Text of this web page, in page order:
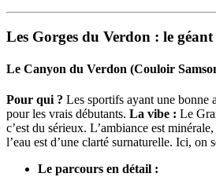
Les Gorges du Verdon : le
Le Canyon du Verdon (Couloir
Pour qui ? Les sportifs ayant une bonne
pour les vrais débutants. La vibe : Le
c’est du sérieux. L’ambiance est
l’eau est d’une clarté surnaturelle. Ici, on
Le parcours en détail :